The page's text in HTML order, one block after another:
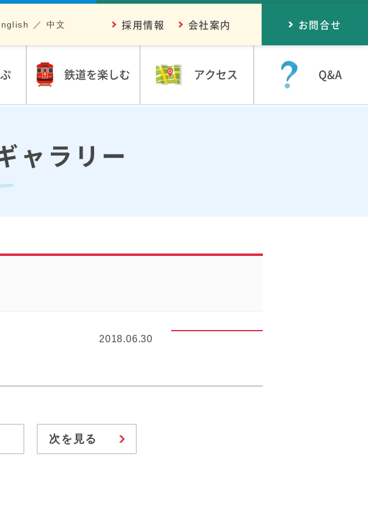
鉄道を楽しむ アクセス Q&A
採用情報 会社案内
中文 お問合せ
ャラリー
2018.06.30
次を見る